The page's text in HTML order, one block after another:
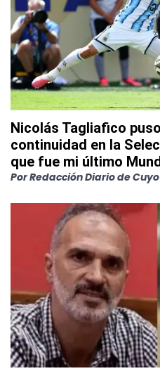
Nicolás Tagliafico
continuidad en la
que fue mi último
PorRedacción Diario de Cuyo